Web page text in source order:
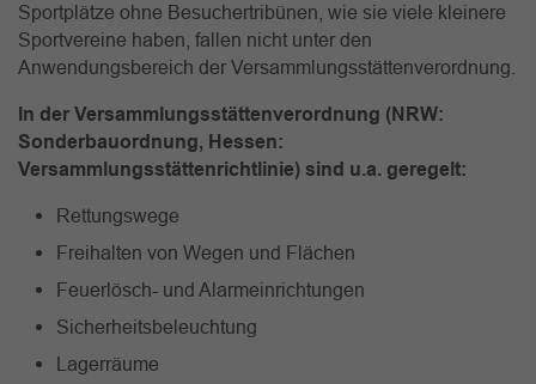
Sportplätze ohne Besuchertribünen, wie sie viele kleinere
Sportvereine haben, fallen nicht unter den
Anwendungsbereich der Versammlungsstättenverordnung.
In der Versammlungsstättenverordnung (NRW:
Sonderbauordnung, Hessen:
Versammlungsstättenrichtlinie) sind u.a. geregelt:
Rettungswege
Freihalten von Wegen und Flächen
Feuerlösch- und Alarmeinrichtungen
Sicherheitsbeleuchtung
Lagerräume